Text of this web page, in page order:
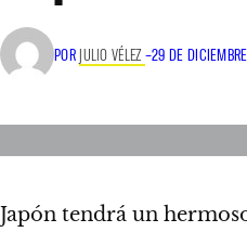
POR JULIO VÉLEZ –29 DE
Japón tendrá un